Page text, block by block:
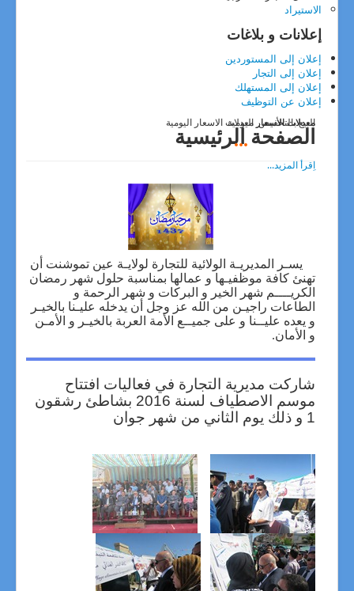
شكاوي و الإستفسارات
الاستيراد
إعلانات و بلاغات
إعلان إلى المستوردين
إعلان إلى التجار
إعلان إلى المستهلك
إعلان عن التوظيف
معدلات الاسعار اليومية
معدلات الأسعار معدلات الاسعار اليومية
...
اِقرأ المزيد...
البيع بالتخفيص
الصفحة الرئيسية
يسـر المديريـة الولائية للتجارة لولايـة عين تموشنت أن
تهنئ كافة موظفيـها و عمالها بمناسبة حلول شهر رمضان
الكريــــم شهر الخير و البركات و شهر الرحمة و
الطاعات راجيـن من الله عز وجل أن يدخله عليـنا بالخيـر
و يعده عليــنا و على جميــع الأمة العربة بالخيـر و الأمـن
و الأمان.
شاركت مديرية التجارة في فعاليات افتتاح
موسم الاصطياف لسنة 2016 بشاطئ رشقون
1 و ذلك يوم الثاني من شهر جوان